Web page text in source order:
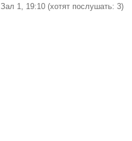
Зал 1, 19:10 (хотят послушать: 3)